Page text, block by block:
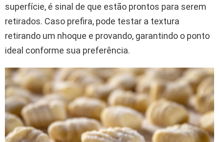
superfície, é sinal de que estão prontos para serem
retirados. Caso prefira, pode testar a textura
retirando um nhoque e provando, garantindo o ponto
ideal conforme sua preferência.